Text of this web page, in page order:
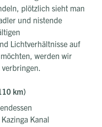
plötzlich sieht man
und nistende
Lichtverhältnisse auf
werden wir
km)
Kanal